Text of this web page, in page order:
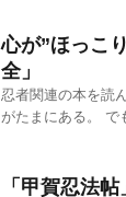
心が”ほっこ
全」
忍者関連の本を読
がたまにある。 で
「甲賀忍法